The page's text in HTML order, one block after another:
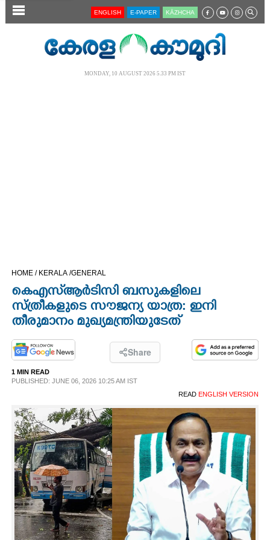
SECTIONS
OPINION
PHOTOS
LIFESTYLE
SPIRITUAL
INFO+
ART
ASTRO
ENGLISH E-PAPER KĀZHCHA
MONDAY, 10 AUGUST 2026 5.33 PM IST
HOME / KERALA /GENERAL
കെഎസ്ആ‌‌ർടിസി ബസുകളിലെ
സ്ത്രീകളുടെ സൗജന്യ യാത്ര: ഇനി
തീരുമാനം മുഖ്യമന്ത്രിയുടേത്
Share
1 MIN READ
PUBLISHED: JUNE 06, 2026 10:25 AM IST
READ ENGLISH VERSION